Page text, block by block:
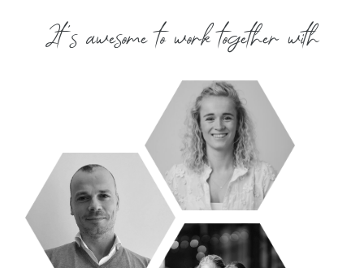
It's awesome to work together with
Jaap
Founder
Nienke
Productiebaas